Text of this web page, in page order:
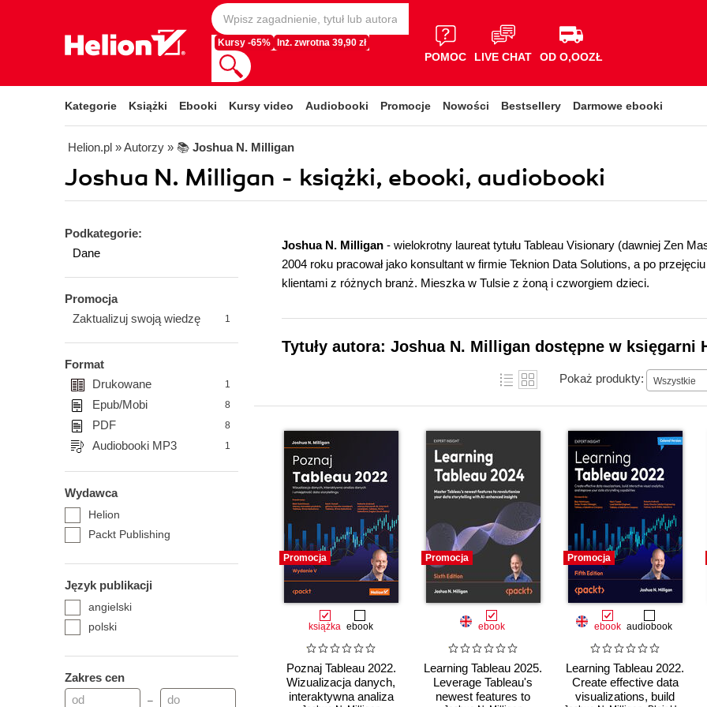
Kursy -65% Inż. zwrotna 39,90 zł
POMOC LIVE CHAT OD O,OOZŁ
Kategorie Książki Ebooki Kursy video Audiobooki Promocje Nowości Bestsellery Darmowe ebooki
Helion.pl » Autorzy » 📚 Joshua N. Milligan
Joshua N. Milligan - książki, ebooki, audiobooki
Podkategorie:
Dane
Promocja
Zaktualizuj swoją wiedzę
1
Format
Drukowane
1
Epub/Mobi 8
PDF 8
Audiobooki MP3 1
Wydawca
Helion
Packt Publishing
Język publikacji
angielski
polski
Zakres cen
–
Joshua N. Milligan - wielokrotny laureat tytułu Tableau Visionary (dawniej Zen
2004 roku pracował jako konsultant w firmie Teknion Data Solutions, a po
klientami z różnych branż. Mieszka w Tulsie z żoną i czworgiem dzieci.
Tytuły autora: Joshua N. Milligan dostępne w księgarni
Pokaż produkty: Wszystkie
Promocja
książka ebook
Poznaj Tableau 2022.
Wizualizacja danych,
interaktywna analiza
Promocja
ebook
Learning Tableau 2025.
Leverage Tableau's
newest features to
Promocja
ebook audiobook
Learning Tableau 2022.
Create effective data
visualizations, build